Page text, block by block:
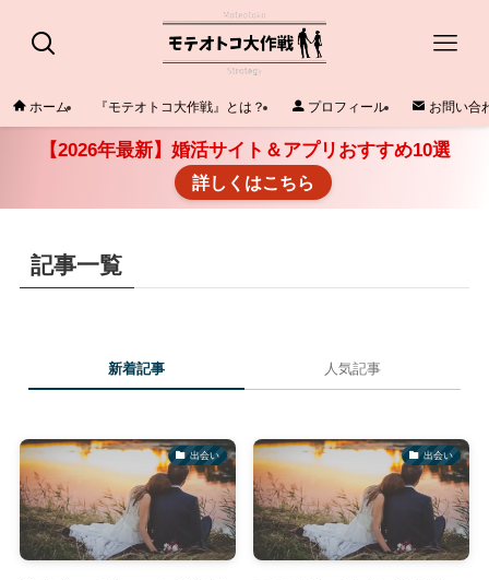
ホーム 『モテオトコ大作戦』とは？ プロフィール お問い合
【2026年最新】婚活サイト＆アプリおすすめ10選
詳しくはこちら
記事一覧
新着記事 人気記事
出会い 出会い